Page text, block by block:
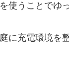
使うことでゆ
に充電環境を